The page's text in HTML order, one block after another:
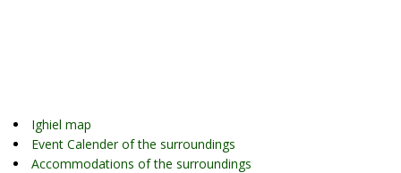
Ighiel map
Event Calender of the surroundings
Accommodations of the surroundings